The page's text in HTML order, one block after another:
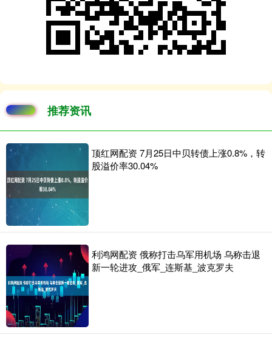
推荐资讯
顶红网配资 7月25日中贝转债上涨0.8%，转
股溢价率30.04%
利鸿网配资 俄称打击乌军用机场 乌称击退
新一轮进攻_俄军_连斯基_波克罗夫